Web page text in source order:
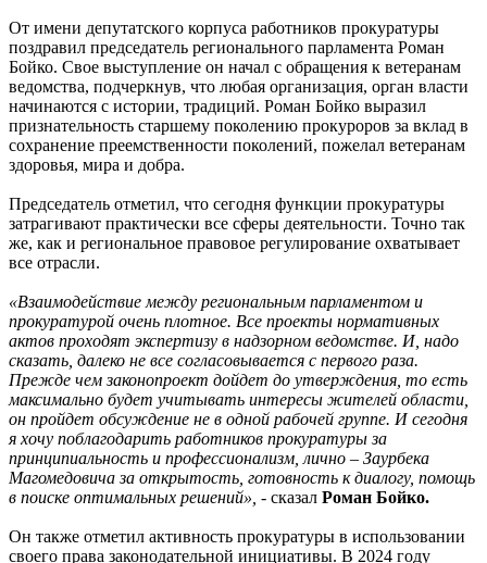
От имени депутатского корпуса работников прокуратуры
поздравил председатель регионального парламента Роман
Бойко. Свое выступление он начал с обращения к ветеранам
ведомства, подчеркнув, что любая организация, орган власти
начинаются с истории, традиций. Роман Бойко выразил
признательность старшему поколению прокуроров за вклад в
сохранение преемственности поколений, пожелал ветеранам
здоровья, мира и добра.
Председатель отметил, что сегодня функции прокуратуры
затрагивают практически все сферы деятельности. Точно так
же, как и региональное правовое регулирование охватывает
все отрасли.
«Взаимодействие между региональным парламентом и
прокуратурой очень плотное. Все проекты нормативных
актов проходят экспертизу в надзорном ведомстве. И, надо
сказать, далеко не все согласовывается с первого раза.
Прежде чем законопроект дойдет до утверждения, то есть
максимально будет учитывать интересы жителей области,
он пройдет обсуждение не в одной рабочей группе. И сегодня
я хочу поблагодарить работников прокуратуры за
принципиальность и профессионализм, лично – Заурбека
Магомедовича за открытость, готовность к диалогу, помощь
в поиске оптимальных решений», - сказал Роман Бойко.
Он также отметил активность прокуратуры в использовании
своего права законодательной инициативы. В 2024 году